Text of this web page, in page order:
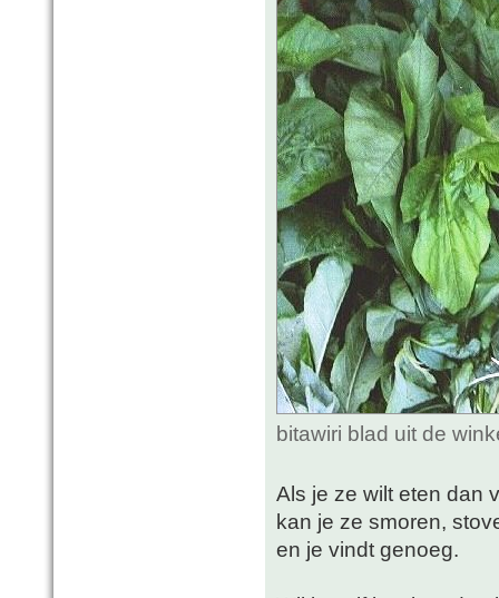
bitawiri blad uit de
Als je ze wilt eten dan
kan je ze smoren,
en je vindt genoeg.